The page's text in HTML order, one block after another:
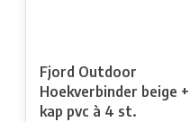
Fjord Outdoor
Hoekverbinder beige +
kap pvc à 4 st.